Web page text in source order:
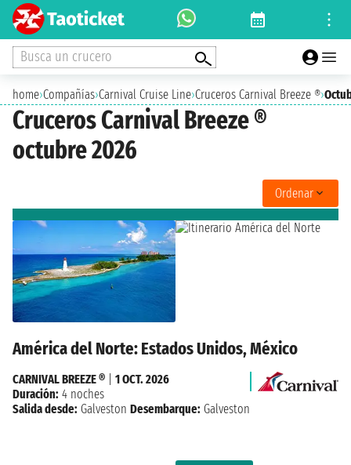
Busca un crucero
home›Compañías›Carnival Cruise Line›Cruceros Carnival Breeze ®›
Cruceros Carnival Breeze ®
octubre 2026
Ordenar
América del Norte: Estados Unidos, México
CARNIVAL BREEZE ®
1 OCT. 2026
Duración: 4 noches
Salida desde: Galveston Desembarque: Galveston